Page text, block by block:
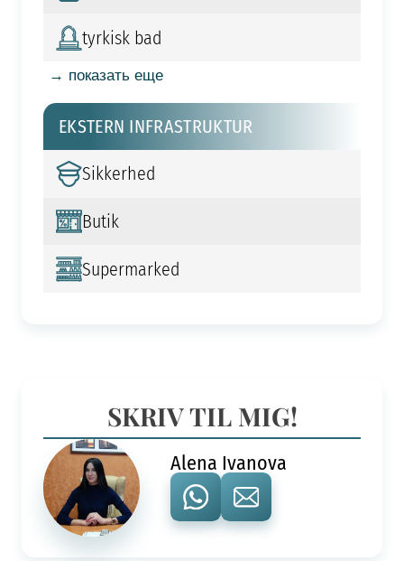
tyrkisk bad
→ показать еще
EKSTERN INFRASTRUKTUR
Sikkerhed
Butik
Supermarked
SKRIV TIL MIG!
Alena Ivanova